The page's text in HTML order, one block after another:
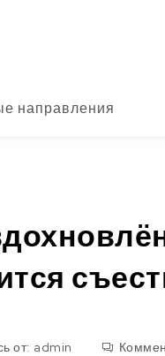
направления
от: admin